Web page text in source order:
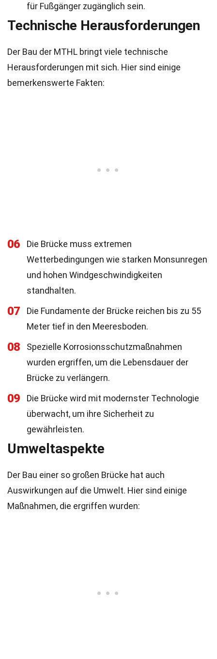
für Fußgänger zugänglich sein.
Technische Herausforderungen
Der Bau der MTHL bringt viele technische
Herausforderungen mit sich. Hier sind einige
bemerkenswerte Fakten:
06
Die Brücke muss extremen
Wetterbedingungen wie starken Monsunregen
und hohen Windgeschwindigkeiten
standhalten.
07
Die Fundamente der Brücke reichen bis zu 55
Meter tief in den Meeresboden.
08
Spezielle Korrosionsschutzmaßnahmen
wurden ergriffen, um die Lebensdauer der
Brücke zu verlängern.
09
Die Brücke wird mit modernster Technologie
überwacht, um ihre Sicherheit zu
gewährleisten.
Umweltaspekte
Der Bau einer so großen Brücke hat auch
Auswirkungen auf die Umwelt. Hier sind einige
Maßnahmen, die ergriffen wurden: